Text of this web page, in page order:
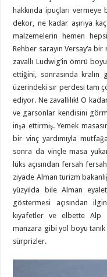
hakkında ipuçları vermeye
dekor, ne kadar aşırıya
malzemelerin hemen
Rehber sarayın Versay’a bir
zavallı Ludwig’in ömrü
ettiğini, sonrasında
üzerindeki sır perdesi tam
ediyor. Ne zavallılık! O
ve garsonlar kendisini
inşa ettirmiş. Yemek
bir vinç yardımıyla
sonra da vinçle masa
lüks açısından fersah
ziyade Alman turizm
yüzyılda bile Alman
göstermesi açısından
kıyafetler ve elbette Alp
manzara gibi yol boyu tanık
sürprizler.